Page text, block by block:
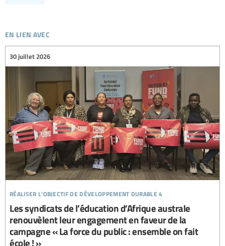
en lien avec
réaliser l’objectif de développement durable 4
30 juillet 2026
Les syndicats de l’éducation d’Afrique australe
renouvèlent leur engagement en faveur de la
campagne « La force du public : ensemble on fait
école ! »